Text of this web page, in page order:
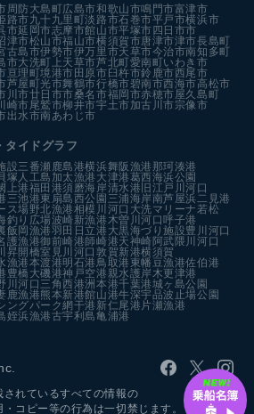
周防大島町広島市和歌山市 鳴門市 富津市
路市 九十九里町淡路市石巻市 平戸市 横浜市
市延岡市 志摩市 館山市平塚市四日市市
津市 松山市福山市横須賀市唐津市 津市長島町
古島市伊勢市伊万里市天草市今治市 南知多町
市大洗町上天草市 芦北町 愛南町いわき市
亘理町境港市田原市臼杵市鈴鹿市西尾市
芦屋町 光市 舞鶴市 行橋市 碧南市西海市高松市
川市 廿日市市桑名市福岡市 赤穂市 屋久島町
崎市 尾鷲市柳井市
タイドグラフ
設三番瀬鹿島港横浜舞阪漁港那珂湊港
塚人工島 加太漁港大津港葛西海浜公園
上港福田港須磨海岸清水港旧江戸川河口
三池港東扇島西公園 三浦海岸 南芦屋浜二見港
ス場野北漁港相模川河口 大洗マリーナ 若松
釣り広場波崎新漁港 木曽川河口 呼子港
飯岡漁港 羽田日立港大黒海づり施設豊川河口
護漁港御前崎港 師崎港天神崎阿武隈川河口
昇開橋室見川河口敦賀新港横須賀
漁港 本渡港明石港鳥取港東幡豆漁港佐伯港
豊橋 大磯港 神戸空港親水護岸木更津港
川河口三角西港洲本港千葉港城ヶ島公園
鹿漁港熊本新港館山港牛深宇品波止場公園
ングパーク網干港 新仁尾港
されているすべての情報の